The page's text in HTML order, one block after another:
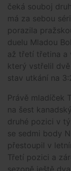
čeká souboj
má za sebou
porazila
duelu Mladou
až třetí třetina a
který vstřelil
stav utkání na
Právě mladíček
na šest
druhé pozici v
se sedmi body
přestoupil v
Třetí pozici a
sezoně ještě